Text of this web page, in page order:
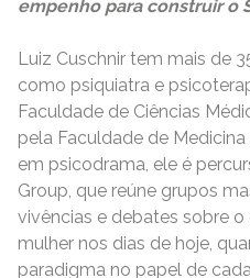
empenho para construir o
Luiz Cuschnir tem mais de
como psiquiatra e
Faculdade de Ciências
pela Faculdade de
em psicodrama, ele é
Group, que reúne grupos
vivências e debates sobre
mulher nos dias de hoje,
paradigma no papel de